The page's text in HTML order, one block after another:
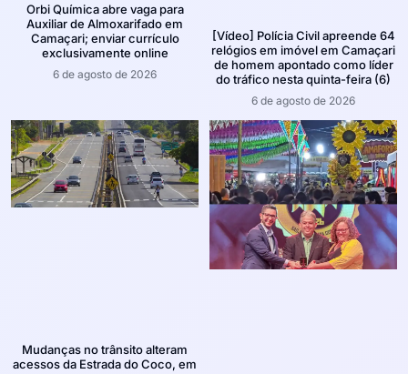
Orbi Química abre vaga para
Auxiliar de Almoxarifado em
Camaçari; enviar currículo
exclusivamente online
6 de agosto de 2026
[Vídeo] Polícia Civil apreende 64
relógios em imóvel em Camaçari
de homem apontado como líder
do tráfico nesta quinta-feira (6)
6 de agosto de 2026
Mudanças no trânsito alteram
acessos da Estrada do Coco, em